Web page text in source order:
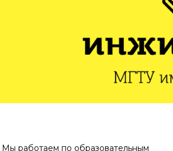
Мы работаем по образовательным